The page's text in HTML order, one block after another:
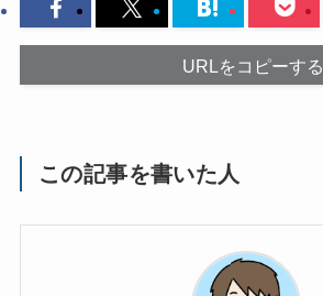
URLをコピーする
この記事を書いた人